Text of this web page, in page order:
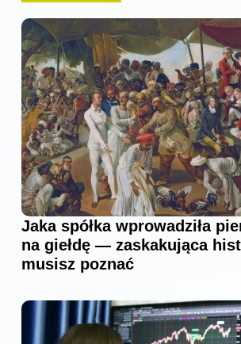
Jaka spółka wprowadziła
na giełdę — zaskakująca
musisz poznać